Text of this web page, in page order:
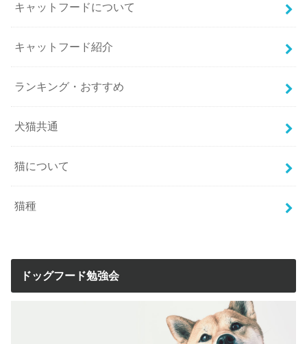
キャットフードについて
キャットフード紹介
ランキング・おすすめ
犬猫共通
猫について
猫種
ドッグフード勉強会